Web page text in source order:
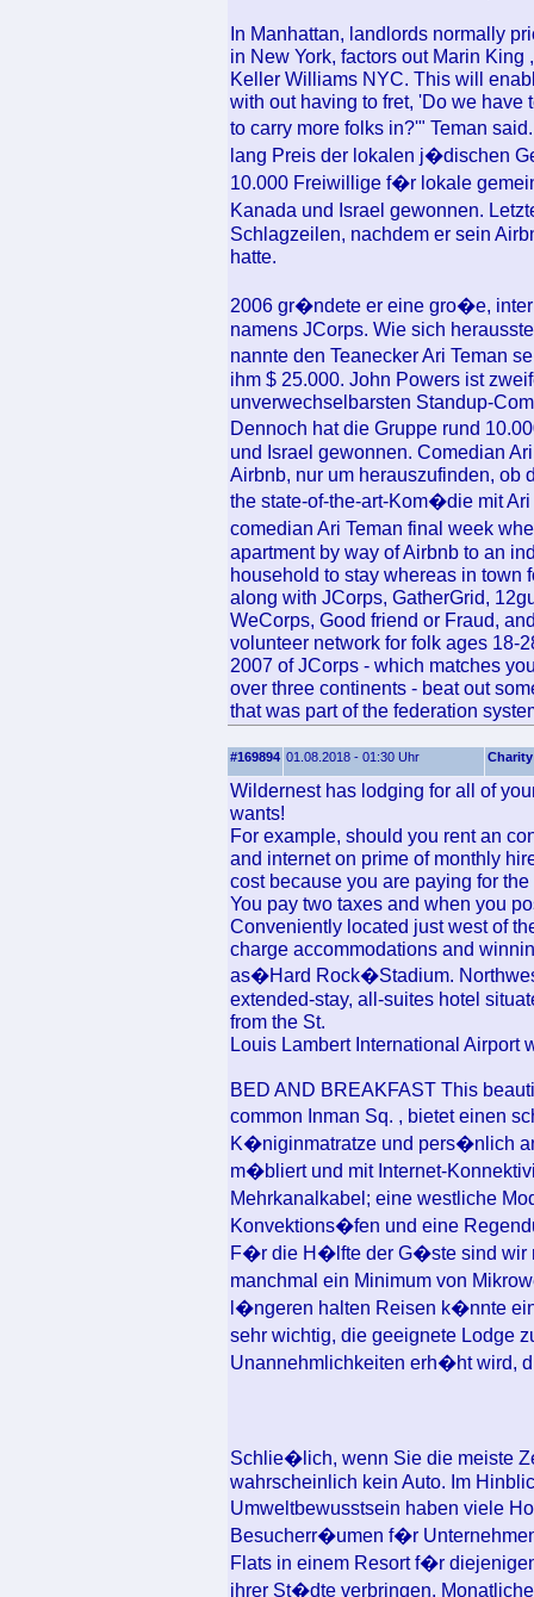
In Manhattan, landlords normally
in New York, factors out Marin
Keller Williams NYC. This will
with out having to fret, 'Do we have
to carry more folks in?'" Teman
lang Preis der lokalen j�dischen
10.000 Freiwillige f�r lokale
Kanada und Israel gewonnen.
Schlagzeilen, nachdem er sein
hatte.
2006 gr�ndete er eine gro�e,
namens JCorps. Wie sich
nannte den Teanecker Ari Teman
ihm $ 25.000. John Powers ist
unverwechselbarsten Standup-
Dennoch hat die Gruppe rund
und Israel gewonnen. Comedian
Airbnb, nur um herauszufinden, ob
the state-of-the-art-Kom�die mit
comedian Ari Teman final week
apartment by way of Airbnb to an
household to stay whereas in town
along with JCorps, GatherGrid,
WeCorps, Good friend or Fraud,
volunteer network for folk ages 18-
2007 of JCorps - which matches
over three continents - beat out
that was part of the federation
#169894 01.08.2018 - 01:30 Uhr Charity
Wildernest has lodging for all of
wants!
For example, should you rent an
and internet on prime of monthly
cost because you are paying for
You pay two taxes and when you
Conveniently located just west of
charge accommodations and
as�Hard Rock�Stadium.
extended-stay, all-suites hotel
from the St.
Louis Lambert International Airport
BED AND BREAKFAST This
common Inman Sq. , bietet einen
K�niginmatratze und pers�nlich
m�bliert und mit Internet-
Mehrkanalkabel; eine westliche
Konvektions�fen und eine
F�r die H�lfte der G�ste sind wir
manchmal ein Minimum von
l�ngeren halten Reisen k�nnte
sehr wichtig, die geeignete Lodge
Unannehmlichkeiten erh�ht wird,
Schlie�lich, wenn Sie die meiste
wahrscheinlich kein Auto. Im
Umweltbewusstsein haben viele
Besucherr�umen f�r
Flats in einem Resort f�r
ihrer St�dte verbringen.